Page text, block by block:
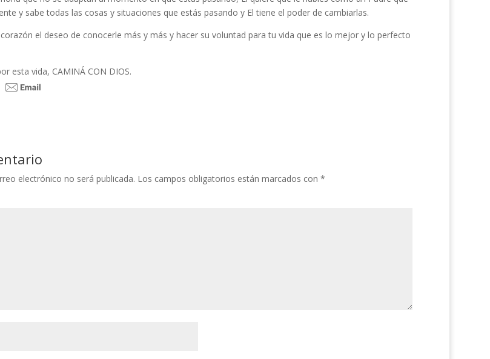
y sabe todas las cosas y situaciones que estás pasando y El tiene el poder de cambiarlas.
el deseo de conocerle más y más y hacer su voluntad para tu vida que es lo mejor y lo perfecto
esta vida, CAMINÁ CON DIOS.
electrónico no será publicada. Los campos obligatorios están marcados con *